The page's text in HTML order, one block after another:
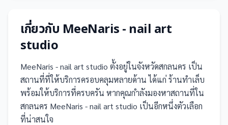
เกี่ยวกับ MeeNaris - nail art
studio
MeeNaris - nail art studio ตั้งอยู่ในจังหวัดสกลนคร เป็น
สถานที่ที่ให้บริการครอบคลุมหลายด้าน ได้แก่ ร้านทำเล็บ
พร้อมให้บริการที่ครบครัน หากคุณกำลังมองหาสถานที่ใน
สกลนคร MeeNaris - nail art studio เป็นอีกหนึ่งตัวเลือก
ที่น่าสนใจ